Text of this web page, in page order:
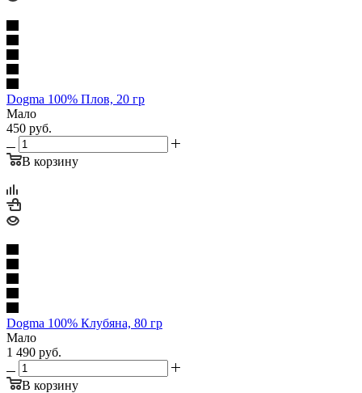
Dogma 100% Плов, 20 гр
Мало
450 руб.
В корзину
Dogma 100% Клубяна, 80 гр
Мало
1 490 руб.
В корзину